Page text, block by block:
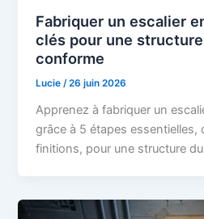
Fabriquer un escalier
clés pour une
conforme
Lucie/26 juin 2026
Apprenez à fabriquer un
grâce à 5 étapes essentielles,
finitions, pour une structure